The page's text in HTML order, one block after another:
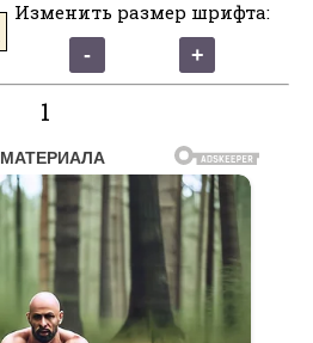
Изменить размер шрифта:
1